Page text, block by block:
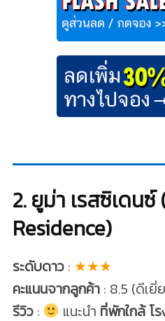
2. ยูม่า เรสซิเดนซ์
Residence)
ระดับดาว: ★★★
คะแนนจากลูกค้า: 8.5 (ดีเยี่
รีวิว: แนะนำ ที่พักใกล้ โ